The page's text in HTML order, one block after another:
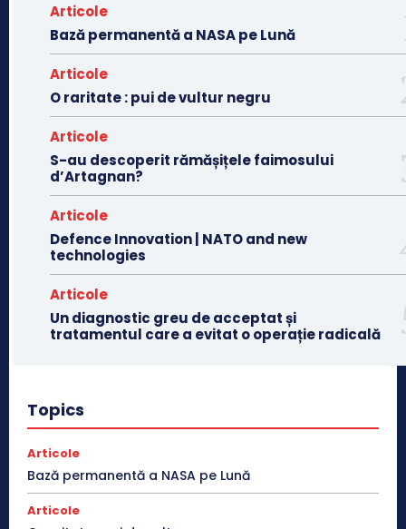
Articole
Bază permanentă a NASA pe Lună
Articole
O raritate : pui de vultur negru
Articole
S-au descoperit rămășițele faimosului
d’Artagnan?
Articole
Defence Innovation | NATO and new
technologies
Articole
Un diagnostic greu de acceptat și
tratamentul care a evitat o operație radicală
Topics
Articole
Bază permanentă a NASA pe Lună
Articole